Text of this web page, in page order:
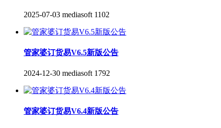
2025-07-03 mediasoft 1102
管家婆订货易V6.5新版公告
2024-12-30 mediasoft 1792
管家婆订货易V6.4新版公告